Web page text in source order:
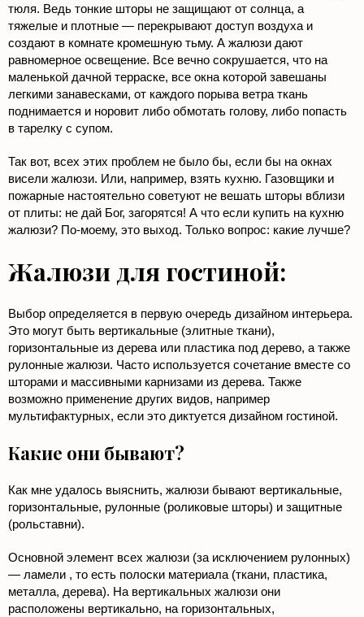
тюля. Ведь тонкие шторы не защищают от солнца, а
тяжелые и плотные — перекрывают доступ воздуха и
создают в комнате кромешную тьму. А жалюзи дают
равномерное освещение. Все вечно сокрушается, что на
маленькой дачной терраске, все окна которой завешаны
легкими занавесками, от каждого порыва ветра ткань
поднимается и норовит либо обмотать голову, либо попасть
в тарелку с супом.
Так вот, всех этих проблем не было бы, если бы на окнах
висели жалюзи. Или, например, взять кухню. Газовщики и
пожарные настоятельно советуют не вешать шторы вблизи
от плиты: не дай Бог, загорятся! А что если купить на кухню
жалюзи? По-моему, это выход. Только вопрос: какие лучше?
Жалюзи для гостиной:
Выбор определяется в первую очередь дизайном интерьера.
Это могут быть вертикальные (элитные ткани),
горизонтальные из дерева или пластика под дерево, а также
рулонные жалюзи. Часто используется сочетание вместе со
шторами и массивными карнизами из дерева. Также
возможно применение других видов, например
мультифактурных, если это диктуется дизайном гостиной.
Какие они бывают?
Как мне удалось выяснить, жалюзи бывают вертикальные,
горизонтальные, рулонные (роликовые шторы) и защитные
(рольставни).
Основной элемент всех жалюзи (за исключением рулонных)
— ламели , то есть полоски материала (ткани, пластика,
металла, дерева). На вертикальных жалюзи они
расположены вертикально, на горизонтальных,